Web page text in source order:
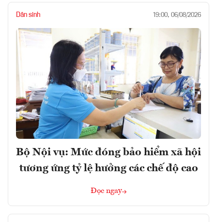
Dân sinh 19:00, 06/08/2026
Bộ Nội vụ: Mức đóng bảo hiểm xã hội
tương ứng tỷ lệ hưởng các chế độ cao
Đọc ngay